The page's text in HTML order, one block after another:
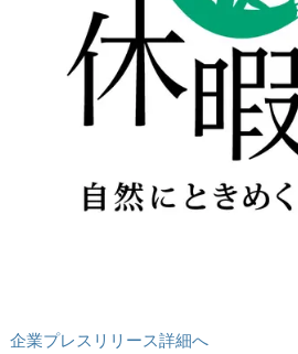
企業プレスリリース詳細へ